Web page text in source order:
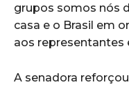
grupos somos nós
casa e o Brasil em
aos representantes
A senadora